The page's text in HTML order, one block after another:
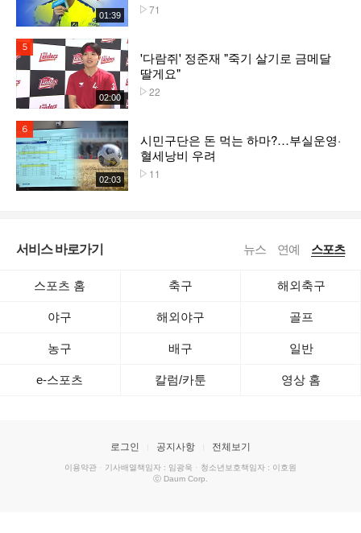
01:39 71
02:00
'다람쥐' 정준재 "죽기 살기로 금메달
딸게요"
22
02:03
시민구단은 돈 먹는 하마?…부실운영·
혈세낭비 우려
11
서비스 바로가기 뉴스 연예 스포츠
스포츠 홈 축구 해외축구
야구 해외야구 골프
농구 배구 일반
e-스포츠 칼럼/카툰 영상 홈
로그인 공지사항 전체보기
이용약관 · 기사배열책임자 : 임광욱 · 청소년보호책임자 : 이호원
ⓒ Daum Corp.